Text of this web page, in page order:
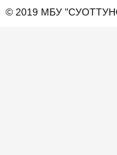
© 2019 МБУ